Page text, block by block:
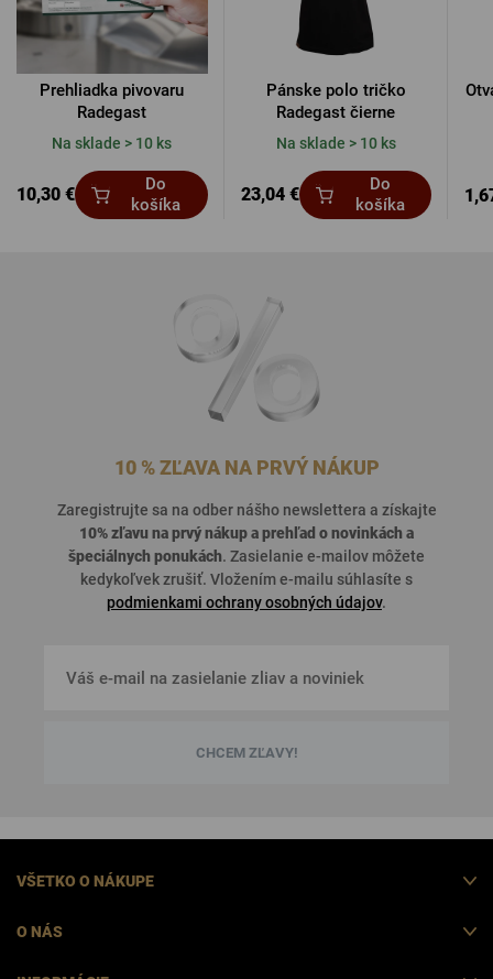
Prehliadka pivovaru
Radegast
Na sklade > 10 ks
10,30 €
Do
košíka
Pánske polo tričko
Radegast čierne
Na sklade > 10 ks
23,04 €
Do
košíka
10 % ZĽAVA NA PRVÝ NÁKUP
Zaregistrujte sa na odber nášho newslettera a získajte
10% zľavu na prvý nákup a prehľad onovinkách a
špeciálnych ponukách. Zasielanie e-mailov môžete
kedykoľvek zrušiť. Vložením e-mailu súhlasíte s
podmienkami ochrany osobných údajov.
CHCEM ZĽAVY!
VŠETKO O NÁKUPE
O NÁS